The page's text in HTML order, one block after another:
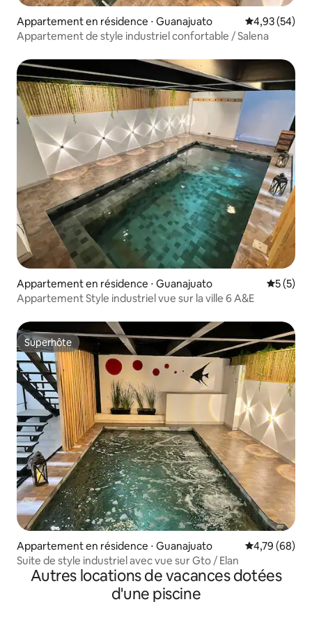
Appartement en résidence ⋅ Guanajuato Évaluation
4,93 (54)
Appartement de style industriel confortable / Salena
Appartement en résidence ⋅ Guanajuato
5 (5)
Appartement Style industriel vue sur la ville 6 A&E
Superhôte
Superhôte
Appartement en résidence ⋅ Guanajuato Évaluation
4,79 (68)
Suite de style industriel avec vue sur Gto / Elan
Autres locations de vacances dotées
d'une piscine